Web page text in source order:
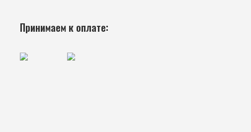
Принимаем к оплате: